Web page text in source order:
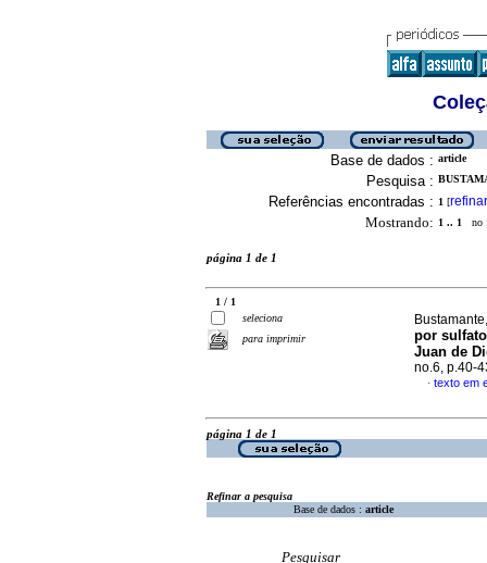
Base de dados : article
Pesquisa :
Referências encontradas : 1 [refinar
Mostrando: 1 .. 1 no
página 1 de 1
1 / 1
seleciona
para imprimir
por
Juan de
no.6, p.40-
· texto em
página 1 de 1
Refinar a pesquisa
Base de dados : article
Pesquisar